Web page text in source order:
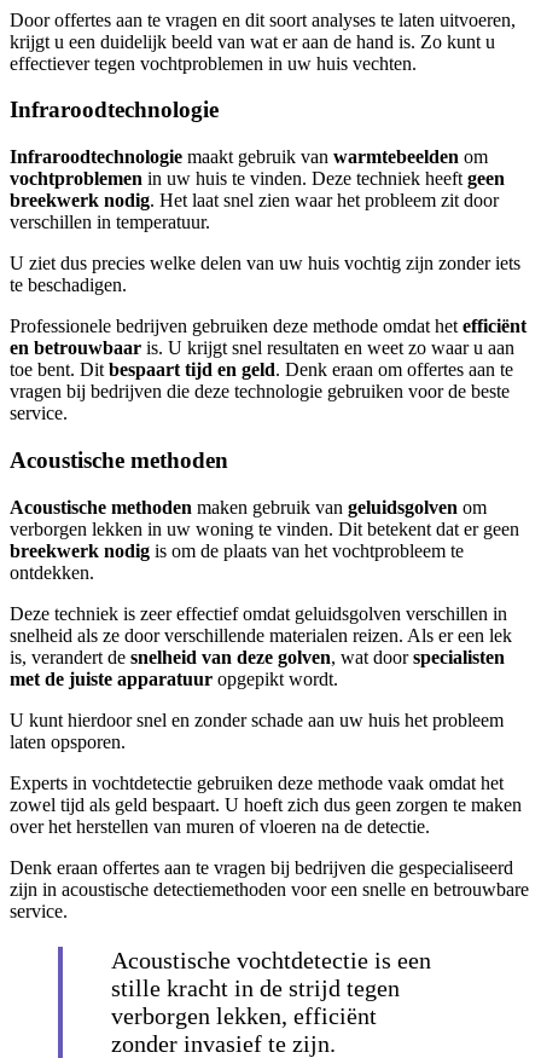
Door offertes aan te vragen en dit soort analyses te laten uitvoeren,
krijgt u een duidelijk beeld van wat er aan de hand is. Zo kunt u
effectiever tegen vochtproblemen in uw huis vechten.
Infraroodtechnologie
Infraroodtechnologie maakt gebruik van warmtebeelden om
vochtproblemen in uw huis te vinden. Deze techniek heeft geen
breekwerk nodig. Het laat snel zien waar het probleem zit door
verschillen in temperatuur.
U ziet dus precies welke delen van uw huis vochtig zijn zonder iets
te beschadigen.
Professionele bedrijven gebruiken deze methode omdat het efficiënt
en betrouwbaar is. U krijgt snel resultaten en weet zo waar u aan
toe bent. Dit bespaart tijd en geld. Denk eraan om offertes aan te
vragen bij bedrijven die deze technologie gebruiken voor de beste
service.
Acoustische methoden
Acoustische methoden maken gebruik van geluidsgolven om
verborgen lekken in uw woning te vinden. Dit betekent dat er geen
breekwerk nodig is om de plaats van het vochtprobleem te
ontdekken.
Deze techniek is zeer effectief omdat geluidsgolven verschillen in
snelheid als ze door verschillende materialen reizen. Als er een lek
is, verandert de snelheid van deze golven, wat doorspecialisten
met de juiste apparatuur opgepikt wordt.
U kunt hierdoor snel en zonder schade aan uw huis het probleem
laten opsporen.
Experts in vochtdetectie gebruiken deze methode vaak omdat het
zowel tijd als geld bespaart. U hoeft zich dus geen zorgen te maken
over het herstellen van muren of vloeren na de detectie.
Denk eraan offertes aan te vragen bij bedrijven die gespecialiseerd
zijn in acoustische detectiemethoden voor een snelle en betrouwbare
service.
Acoustische vochtdetectie is een
stille kracht in de strijd tegen
verborgen lekken, efficiënt
zonder invasief te zijn.